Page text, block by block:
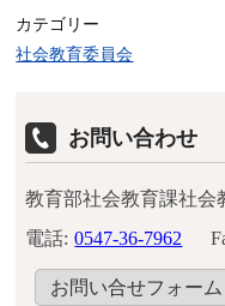
カテゴリー
社会教育委員会
お問い合わせ
教育部社会教育課社会
電話: 0547-36-7962
お問い合せフォーム